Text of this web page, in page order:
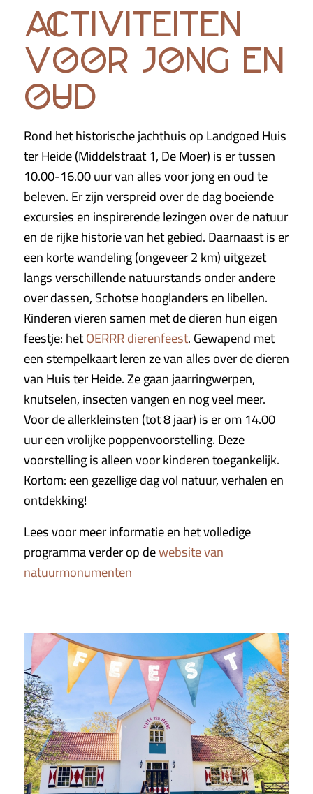
activiteiten
voor jong en
oud
Rond het historische jachthuis op Landgoed Huis
ter Heide (Middelstraat 1, De Moer) is er tussen
10.00-16.00 uur van alles voor jong en oud te
beleven. Er zijn verspreid over de dag boeiende
excursies en inspirerende lezingen over de natuur
en de rijke historie van het gebied. Daarnaast is er
een korte wandeling (ongeveer 2 km) uitgezet
langs verschillende natuurstands onder andere
over dassen, Schotse hooglanders en libellen.
Kinderen vieren samen met de dieren hun eigen
feestje: hetOERRR dierenfeest. Gewapend met
een stempelkaart leren ze van alles over de dieren
van Huis ter Heide. Ze gaan jaarringwerpen,
knutselen, insecten vangen en nog veel meer.
Voor de allerkleinsten (tot 8 jaar) is er om 14.00
uur een vrolijke poppenvoorstelling. Deze
voorstelling is alleen voor kinderen toegankelijk.
Kortom: een gezellige dag vol natuur, verhalen en
ontdekking!
Lees voor meer informatie en het volledige
programma verder op dewebsite van
natuurmonumenten